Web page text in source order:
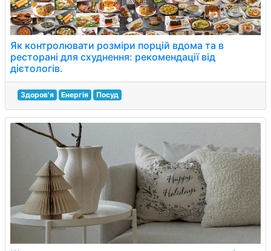
Як контролювати розміри порцій вдома та в
ресторані для схуднення: рекомендації від
дієтологів.
Здоров'я Енергія Посуд